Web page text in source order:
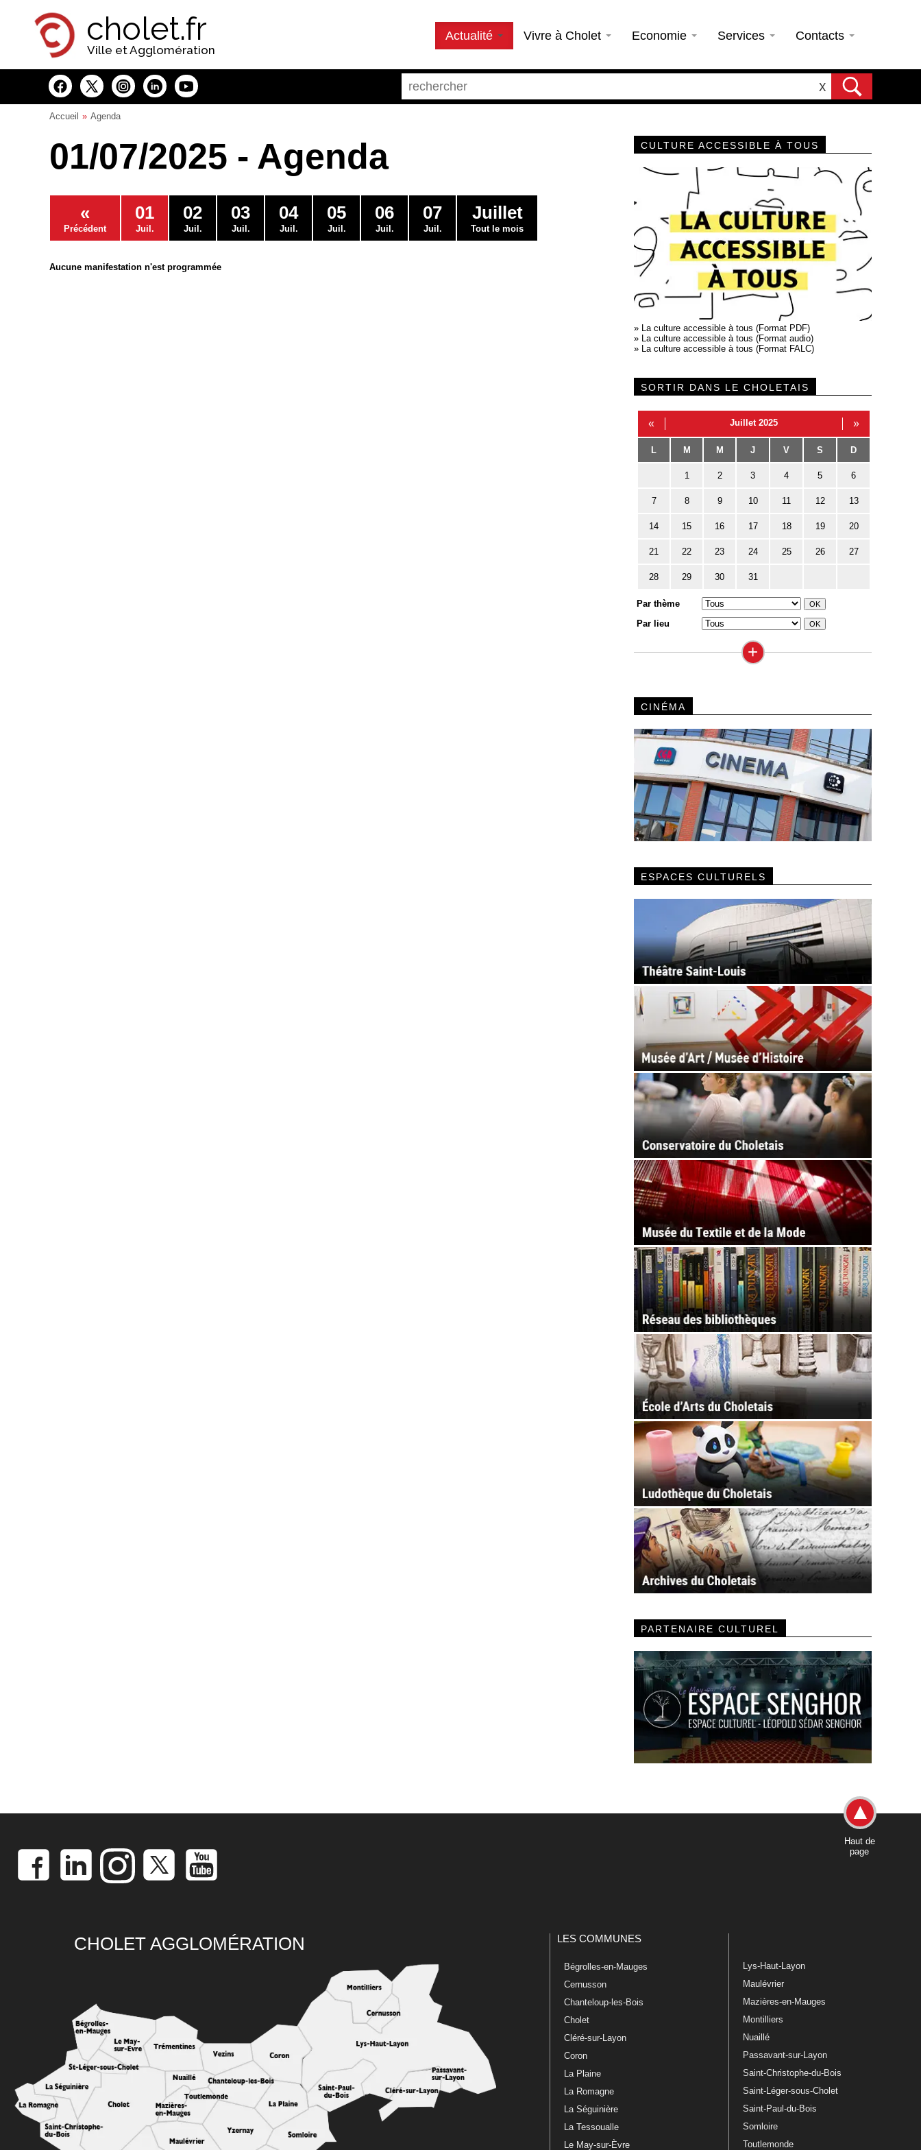
cholet.fr
Ville et Agglomération
Actualité Vivre à Cholet Economie Services Contacts
X
Accueil Agenda
01/07/2025 - Agenda
«
Précédent
01
Juil.
02
Juil.
03
Juil.
04
Juil.
05
Juil.
06
Juil.
07
Juil.
Juillet
Tout le mois
Aucune manifestation n'est programmée
CULTURE ACCESSIBLE À TOUS
» La culture accessible à tous (Format PDF)
» La culture accessible à tous (Format audio)
» La culture accessible à tous (Format FALC)
SORTIR DANS LE CHOLETAIS
« Juillet 2025 »
L M M J V S D
1 2 3 4 5 6
7 8 9 10 11 12 13
14 15 16 17 18 19 20
21 22 23 24 25 26 27
28 29 30 31
Par thème
Par lieu
+
CINÉMA
ESPACES CULTURELS
PARTENAIRE CULTUREL
Haut de
page
CHOLET AGGLOMÉRATION LES COMMUNES
Bégrolles-en-Mauges
Cernusson
Chanteloup-les-Bois
Cholet
Cléré-sur-Layon
Coron
La Plaine
La Romagne
La Séguinière
La Tessoualle
Le May-sur-Èvre
Lys-Haut-Layon
Maulévrier
Mazières-en-Mauges
Montilliers
Nuaillé
Passavant-sur-Layon
Saint-Christophe-du-Bois
Saint-Léger-sous-Cholet
Saint-Paul-du-Bois
Somloire
Toutlemonde